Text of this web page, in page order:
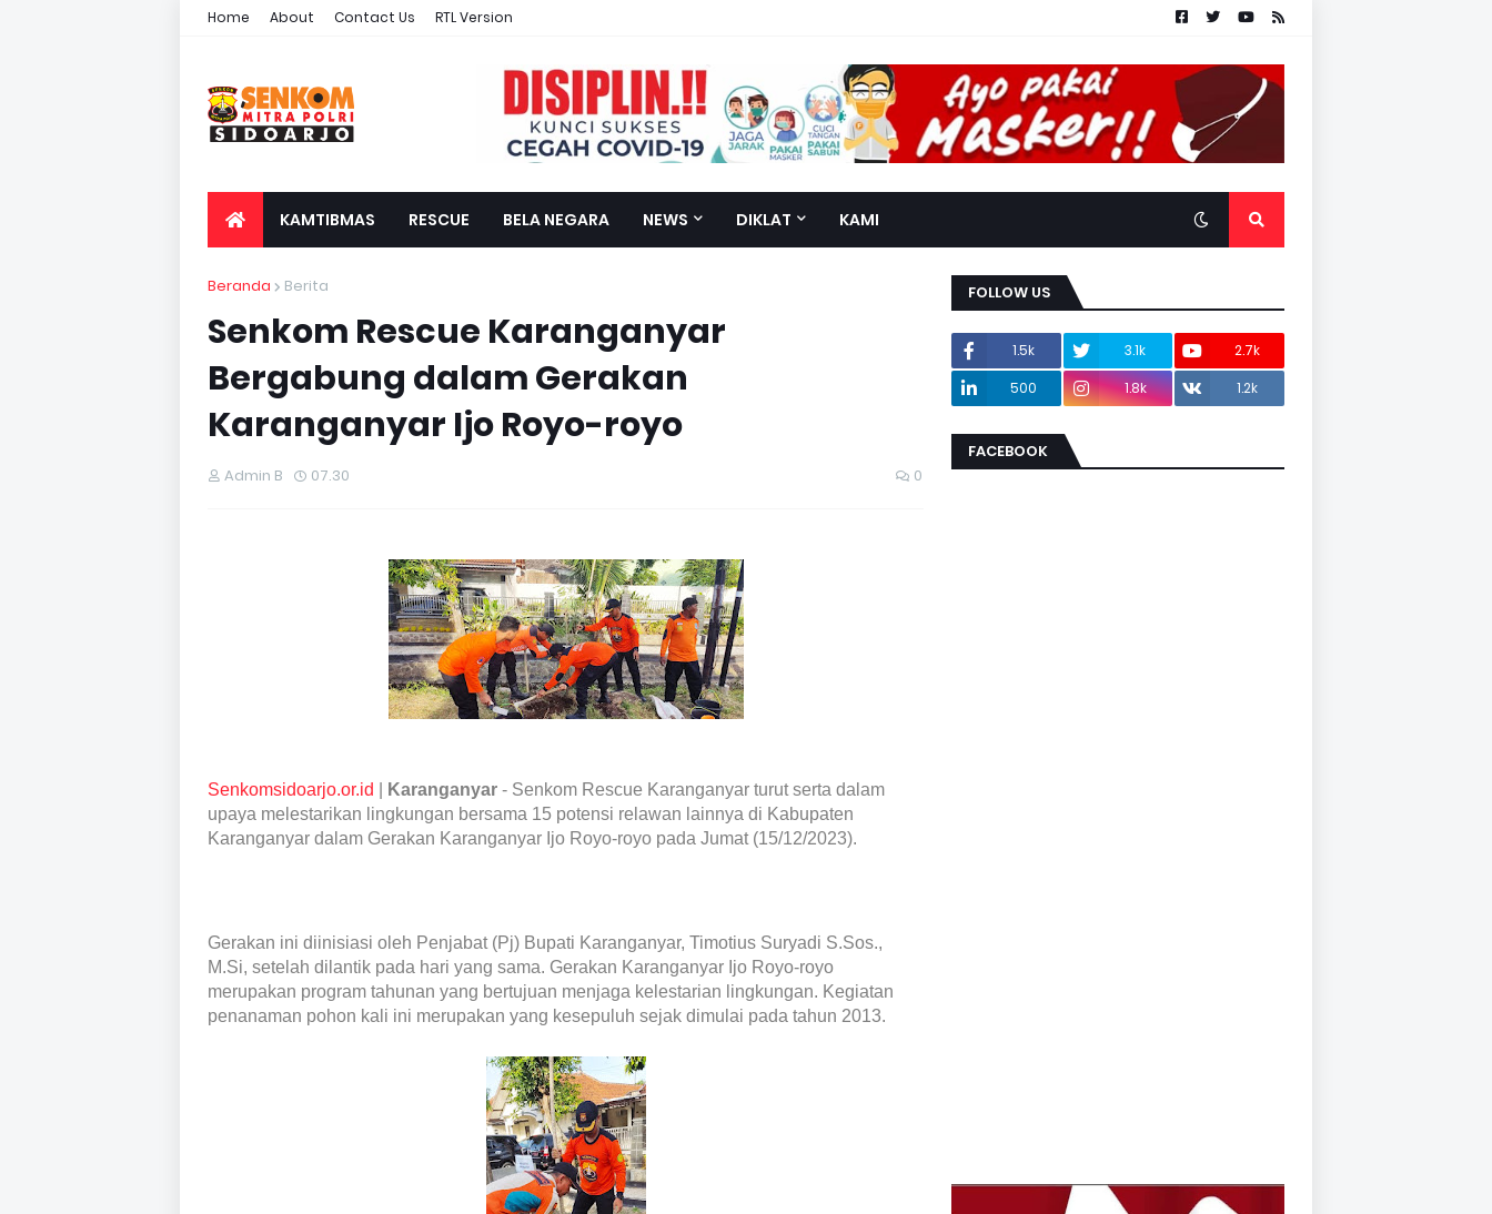
Home About Contact Us RTL Version
KAMTIBMAS RESCUE BELA NEGARA NEWS DIKLAT KAMI
Beranda Berita
Senkom Rescue Karanganyar
Bergabung dalam Gerakan
Karanganyar Ijo Royo-royo
Admin B 07.30 0
Senkomsidoarjo.or.id Karanganyar - Senkom Rescue Karanganyar turut serta dalam
upaya melestarikan lingkungan bersama 15 potensi relawan lainnya di Kabupaten
Karanganyar dalam Gerakan Karanganyar Ijo Royo-royo pada Jumat (15/12/2023).
Gerakan ini diinisiasi oleh Penjabat (Pj) Bupati Karanganyar, Timotius Suryadi S.Sos.,
M.Si, setelah dilantik pada hari yang sama. Gerakan Karanganyar Ijo Royo-royo
merupakan program tahunan yang bertujuan menjaga kelestarian lingkungan. Kegiatan
penanaman pohon kali ini merupakan yang kesepuluh sejak dimulai pada tahun 2013.
FOLLOW US
1.5k 3.1k
2.7k
500
1.8k 1.2k
FACEBOOK